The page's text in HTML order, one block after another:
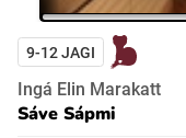
9-12 JAGI
Ingá Elin Marakatt
Sáve Sápmi